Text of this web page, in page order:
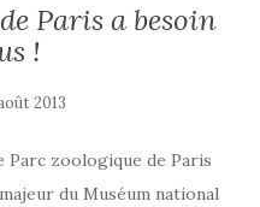
Paris a besoin
!
2013
Parc zoologique de Paris
du Muséum national